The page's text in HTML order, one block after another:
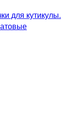
для кутикулы.